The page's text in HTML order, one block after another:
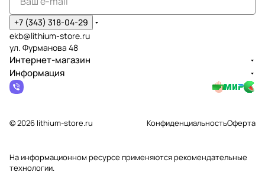
+7 (343) 318-04-29
ekb@lithium-store.ru
ул. Фурманова 48
Интернет-магазин
Информация
© 2026 lithium-store.ru КонфиденциальностьОферта
На информационном ресурсе применяютсярекомендательные
технологии.